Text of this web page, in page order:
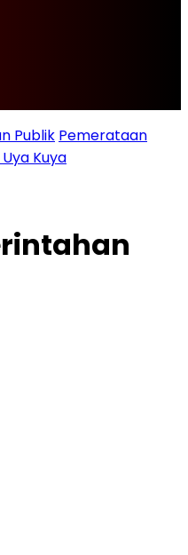
Publik Pemerataan
Kuya